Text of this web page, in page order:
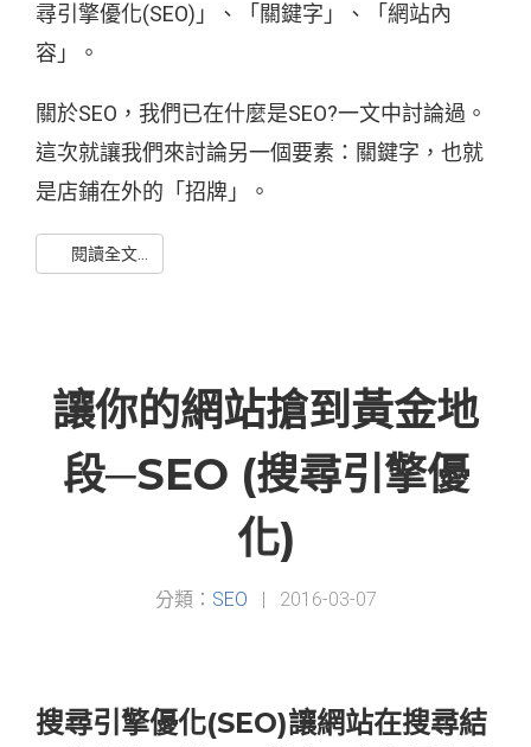
尋引擎優化(SEO)」、「關鍵字」、「網站內
容」。
關於SEO，我們已在什麼是SEO?一文中討論過。
這次就讓我們來討論另一個要素：關鍵字，也就
是店鋪在外的「招牌」。
閱讀全文...
讓你的網站搶到黃金地
段─SEO (搜尋引擎優
化)
分類： SEO 2016-03-07
搜尋引擎優化(SEO)讓網站在搜尋結